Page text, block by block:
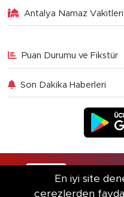
Antalya Namaz Vakitleri
Puan Durumu ve Fikstür
Son Dakika Haberleri
En iyi site
çerezlerden